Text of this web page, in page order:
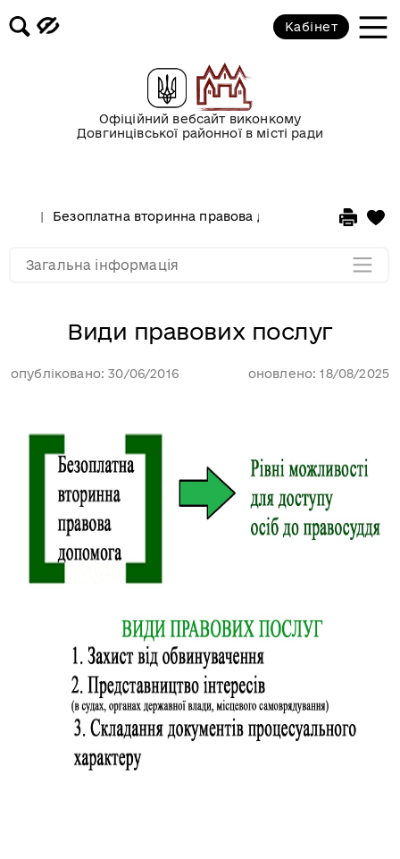
Офіційний вебсайт виконкому
Довгинцівської районної в місті ради
Кабінет
Безоплатна вторинна правова допомога
Види правових послуг
опубліковано: 30/06/2016 оновлено: 18/08/2025
Загальна інформація
Види правових послуг
Безоплатні послуги адвоката для
вразливих верств населення